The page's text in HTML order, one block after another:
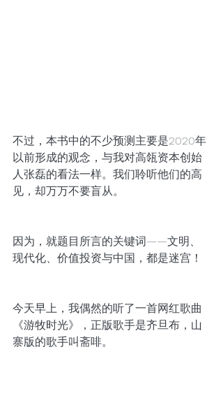
不过，本书中的不少预测主要是2020年
以前形成的观念，与我对高瓴资本创始
人张磊的看法一样。我们聆听他们的高
见，却万万不要盲从。
因为，就题目所言的关键词——文明、
现代化、价值投资与中国，都是迷宫！
今天早上，我偶然的听了一首网红歌曲
《游牧时光》，正版歌手是齐旦布，山
寨版的歌手叫斋啡。